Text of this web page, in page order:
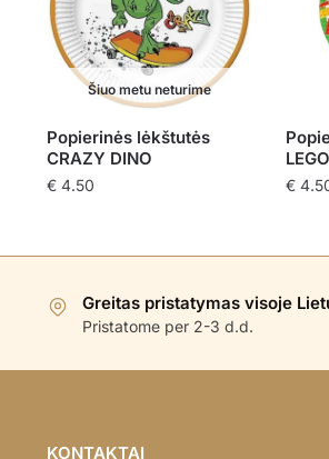
Šiuo metu neturime
Popierinės lėkštutės
CRAZY DINO
€4.50
LEGO
€
Greitas pristatymas visoje
Pristatome per 2-3 d.d.
KONTAKTAI